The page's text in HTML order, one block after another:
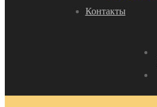
Контакты